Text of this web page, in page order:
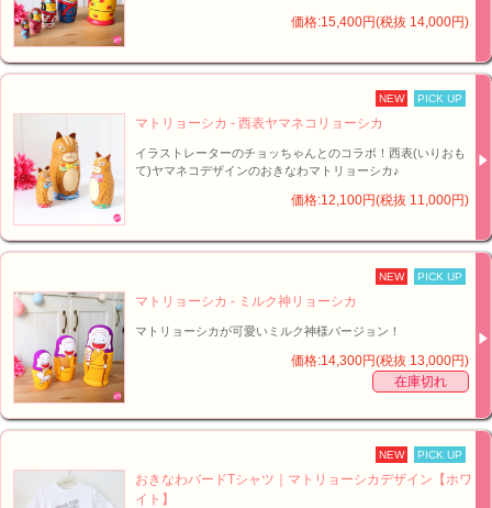
価格:15,400円(税抜 14,000円)
NEW PICK UP
マトリョーシカ - 西表ヤマネコリョーシカ
イラストレーターのチョッちゃんとのコラボ！西表(いりおも
て)ヤマネコデザインのおきなわマトリョーシカ♪
価格:12,100円(税抜 11,000円)
NEW PICK UP
マトリョーシカ - ミルク神リョーシカ
マトリョーシカが可愛いミルク神様バージョン！
価格:14,300円(税抜 13,000円)
在庫切れ
NEW PICK UP
おきなわバードTシャツ｜マトリョーシカデザイン【ホワ
イト】